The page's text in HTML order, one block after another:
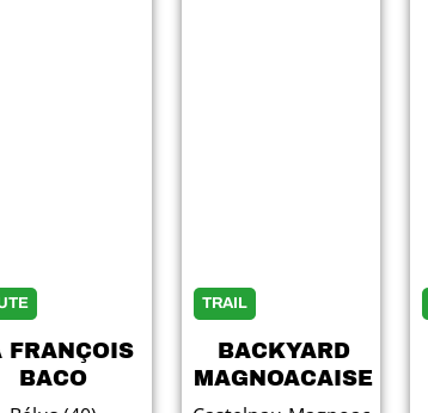
FRANÇOIS
BACO
TRAIL
BACKYARD
MAGNOACAISE